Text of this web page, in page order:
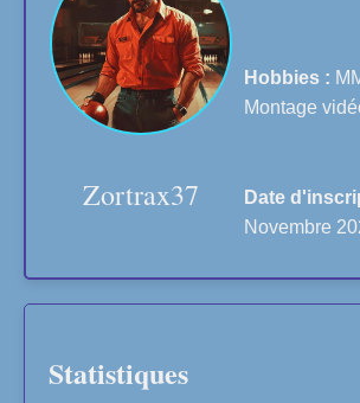
Zortrax37
Hobbies :
Montage
Date
Novembre
Statistiques